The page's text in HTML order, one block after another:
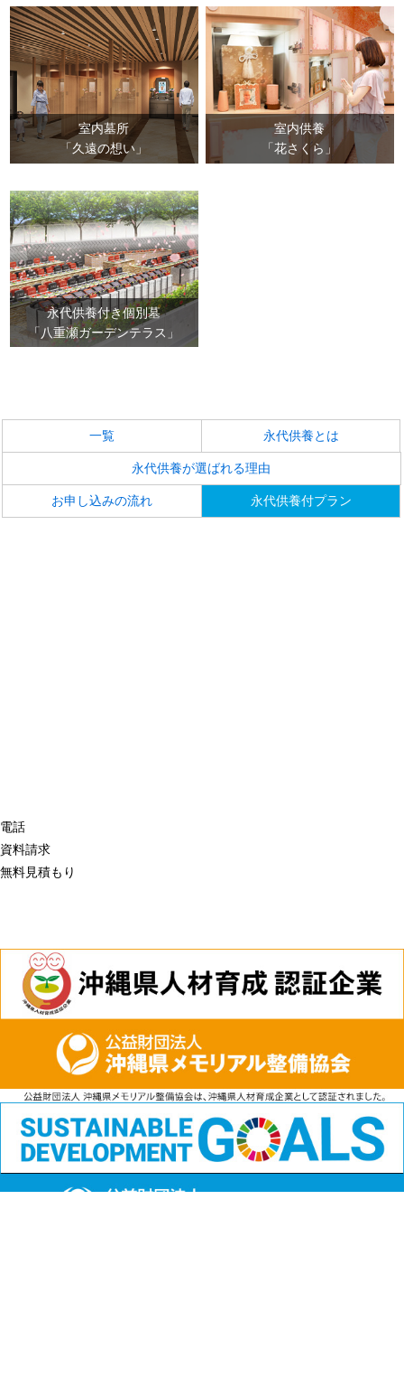
室内墓所
「久遠の想い」
室内供養
「花さくら」
永代供養付き個別墓
「八重瀬ガーデンテラス」
一覧 永代供養とは
永代供養が選ばれる理由
お申し込みの流れ 永代供養付プラン
電話
資料請求
無料見積もり